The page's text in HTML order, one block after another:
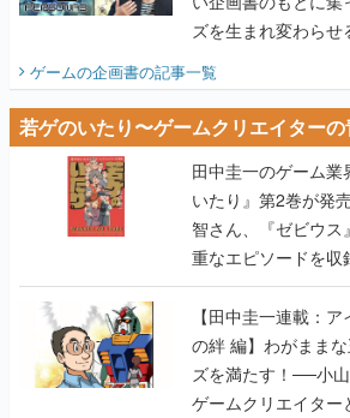
ズを生まれ変わら
ビュー】
ゲームの企画書の記事一覧
若ゲのいたり〜ゲームクリエイター
田中圭一のゲーム
いたり』第2巻が発
智さん、『ゼビウ
重なエピソードを収
【田中圭一連載：アイ
の絆 編】わがまま
ズを満たす！──小山
ゲームクリエイター